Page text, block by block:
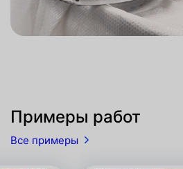
Примеры работ
Все примеры